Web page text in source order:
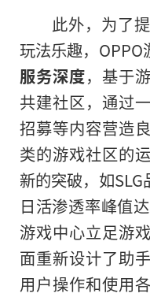
此外，为了
玩法乐趣，OPPO
服务深度，基于
共建社区，通过
招募等内容营造良
类的游戏社区的
新的突破，如
日活渗透率峰值
游戏中心立足游
面重新设计了助
用户操作和使用